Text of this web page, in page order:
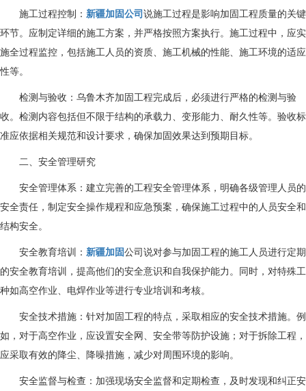
施工过程控制： 新疆加固公司说施工过程是影响加固工程质量的关键
环节。应制定详细的施工方案，并严格按照方案执行。施工过程中，应实
施全过程监控，包括施工人员的资质、施工机械的性能、施工环境的适应
性等。
检测与验收：乌鲁木齐加固工程完成后，必须进行严格的检测与验
收。检测内容包括但不限于结构的承载力、变形能力、耐久性等。验收标
准应依据相关规范和设计要求，确保加固效果达到预期目标。
二、安全管理研究
安全管理体系：建立完善的工程安全管理体系，明确各级管理人员的
安全责任，制定安全操作规程和应急预案，确保施工过程中的人员安全和
结构安全。
安全教育培训： 新疆加固公司说对参与加固工程的施工人员进行定期
的安全教育培训，提高他们的安全意识和自我保护能力。同时，对特殊工
种如高空作业、电焊作业等进行专业培训和考核。
安全技术措施：针对加固工程的特点，采取相应的安全技术措施。例
如，对于高空作业，应设置安全网、安全带等防护设施；对于拆除工程，
应采取有效的降尘、降噪措施，减少对周围环境的影响。
安全监督与检查：加强现场安全监督和定期检查，及时发现和纠正安